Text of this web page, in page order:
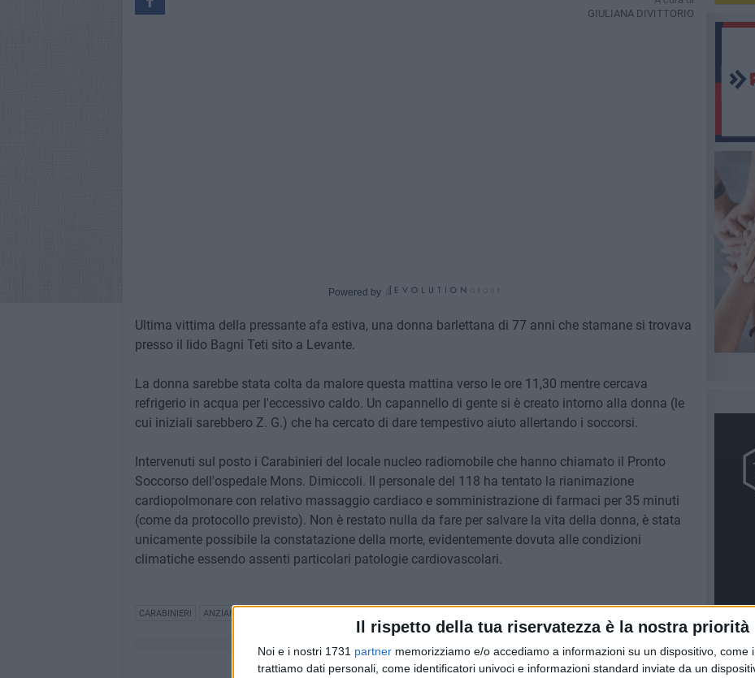
Il rispetto della tua riservatezza è la nostra priorità
Noi e i nostri 1731 partner memorizziamo e/o accediamo a informazioni su un dispositivo, come
trattiamo dati personali, come identificatori univoci e informazioni standard inviate da un
GIULIANA DIVITTORIO
Powered by
Ultima vittima della pressante afa estiva, una donna barlettana di 77 anni che stamane si trovava
presso il lido Bagni Teti sito a Levante.
La donna sarebbe stata colta da malore questa mattina verso le ore 11,30 mentre cercava
refrigerio in acqua per l'eccessivo caldo. Un capannello di gente si è creato intorno alla donna (le
cui iniziali sarebbero Z. G.) che ha cercato di dare tempestivo aiuto allertando i soccorsi.
Intervenuti sul posto i Carabinieri del locale nucleo radiomobile che hanno chiamato il Pronto
Soccorso dell'ospedale Mons. Dimiccoli. Il personale del 118 ha tentato la rianimazione
cardiopolmonare con relativo massaggio cardiaco e somministrazione di farmaci per 35 minuti
(come da protocollo previsto). Non è restato nulla da fare per salvare la vita della donna, è stata
unicamente possibile la constatazione della morte, evidentemente dovuta alle condizioni
climatiche essendo assenti particolari patologie cardiovascolari.
CARABINIERI ANZIANI